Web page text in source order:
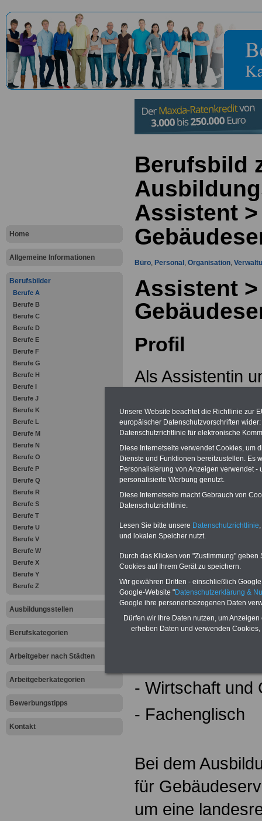
Home
Allgemeine Informationen
Berufsbilder
Berufe A
Berufe B
Berufe C
Berufe D
Berufe E
Berufe F
Berufe G
Berufe H
Berufe I
Berufe J
Berufe K
Berufe L
Berufe M
Berufe N
Berufe O
Berufe P
Berufe Q
Berufe R
Berufe S
Berufe T
Berufe U
Berufe V
Berufe W
Berufe X
Berufe Y
Berufe Z
Ausbildungsstellen
Berufskategorien
Arbeitgeber nach Städten
Arbeitgeberkategorien
Bewerbungstipps
Kontakt
Berufsbild
Assistent >
Büro, Personal , Organisation,
Assistent >
Profil
Als Assistentin
Sie und warten
haustechnische
Sie meist in
Gebäuden oder
Während der
folgende Inhalte
-
- Systemtechnik
-
- Wirtschaft und
- Fachenglisch
Bei dem
für
um eine
Unsere Website beachtet die Richtlinie zur
europäischer Datenschutzvorschriften
Datenschutzrichtlinie für elektronische
Diese Internetseite verwendet Cookies, um
Dienste und Funktionen bereitzustellen. Es
Personalisierung von Anzeigen verwendet
personalisierte Werbung genutzt.
Diese Internetseite macht Gebrauch von
Datenschutzrichtlinie.
Lesen Sie bitte unsere Datenschutzrichtlinie
und lokalen Speicher nutzt.
Durch das Klicken von "Zustimmung"
Cookies auf Ihrem Gerät zu speichern.
Wir gewähren Dritten - einschließlich
Google-Website "Datenschutzerklärung &
Google ihre personenbezogenen Daten
Dürfen wir Ihre Daten nutzen, um
erheben Daten und verwenden